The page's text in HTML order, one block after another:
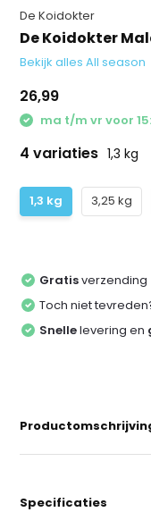
De Koidokter
De Koidokter
Bekijk alles All season
26,99
ma t/m vr voor
4 variaties 1,3 kg
1,3 kg 3,25 kg
Gratisverzending
Toch niet
Snellelevering en
Specificaties